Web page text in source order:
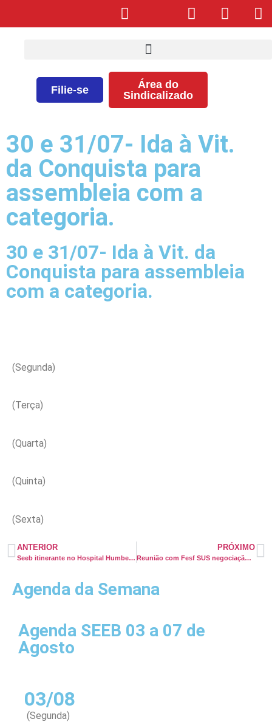
Filie-se
Área do
Sindicalizado
30 e 31/07- Ida à Vit.
da Conquista para
assembleia com a
categoria.
30 e 31/07- Ida à Vit. da
Conquista para assembleia
com a categoria.
(Segunda)
(Terça)
(Quarta)
(Quinta)
(Sexta)
ANTERIOR
Seeb itinerante no Hospital Humberto de Castro Lima
PRÓXIMO
Reunião com Fesf SUS negociação coletiva
Agenda da Semana
Agenda SEEB 03 a 07 de
Agosto
03/08
(Segunda)